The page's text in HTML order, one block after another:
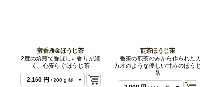
蜜香雁金ほうじ茶
2度の焙煎で香ばしい香りが続
く、心安らぐほうじ茶
1,080 円/ 100 g 袋
2,160 円 / 200 g 袋
煎茶ほうじ茶
一番茶の煎茶のみから作られたカ
カオのような優しい甘みのほうじ
茶
/ 100 g 袋